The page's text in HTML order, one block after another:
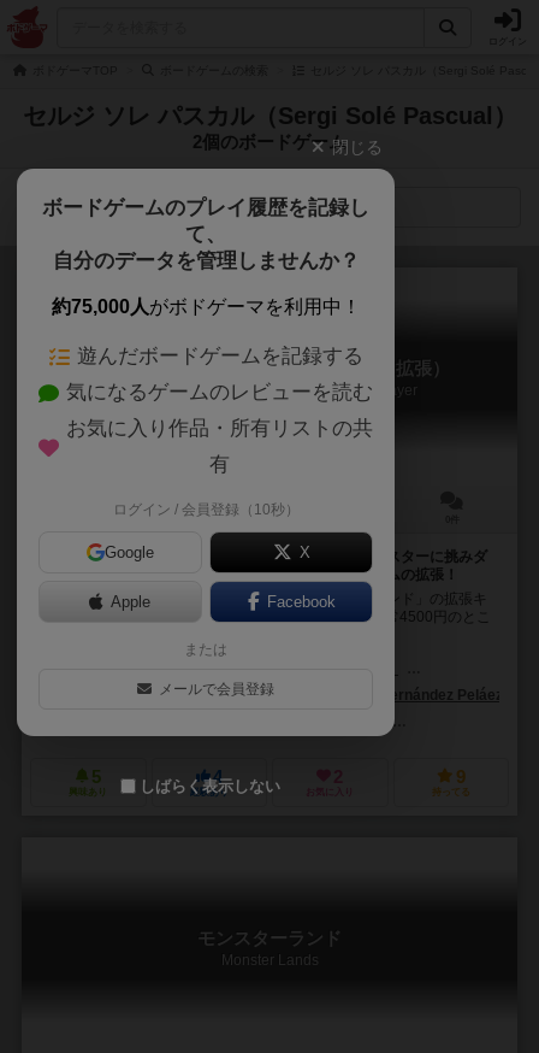
セルジ ソレ パスカル（Sergi Solé Pascual）
2個のボードゲーム
検索メニュー
モンスターランド：ヘビーウェポン（拡張）
Monster Lands: Heavy Weapons & 5th Player
60～120分
モンスターを倒すため準備してダイスプレイスでモンスターに挑みダ
イスロールでモンスターを倒すor捕獲する！……ゲームの拡張！
ダイスを振ってモンスターを討伐する「モンスターランド」の拡張キ
ットです！ プレイ可能人数も増え、楽しさもUP！ 通常4500円のとこ
エンリケ・フェルナンデス・ペラエス（Enrique Fernández Peláez）
5
興味あり
4
経験あり
2
お気に入り
9
持ってる
モンスターランド
Monster Lands
閉じる
ボードゲームのプレイ履歴を記録し
て、
自分のデータを管理しませんか？
約75,000人がボドゲーマを利用中！
遊んだボードゲームを記録する
気になるゲームのレビューを読む
お気に入り作品・所有リストの共
有
ログイン / 会員登録（10秒）
Google X
Apple Facebook
または
メールで会員登録
しばらく表示しない